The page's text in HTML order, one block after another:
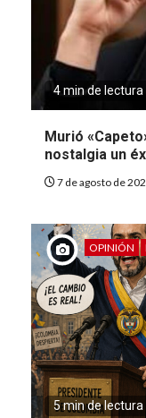
4 min de lectura
Murió
nostalgia un
7 de agosto de
OPINIÓN
5 min de lectura